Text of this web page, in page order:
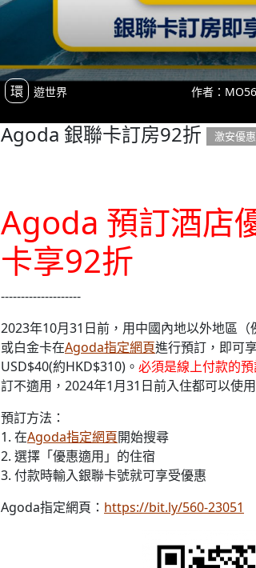
環遊世界 作者：
Agoda 銀聯卡訂房92折 激安優惠
Agoda 預訂酒店
卡享92折
--------------------
2023年10月31日前，用中國內地以外地區
或白金卡在Agoda指定網頁進行預訂，即可
USD$40(約HKD$310)。 必須是線上付款的
訂不適用，2024年1月31日前入住都可以使
預訂方法：
1. 在Agoda指定網頁開始搜尋
2. 選擇「優惠適用」的住宿
3. 付款時輸入銀聯卡號就可享受優惠
Agoda指定網頁： https://bit.ly/560-23051